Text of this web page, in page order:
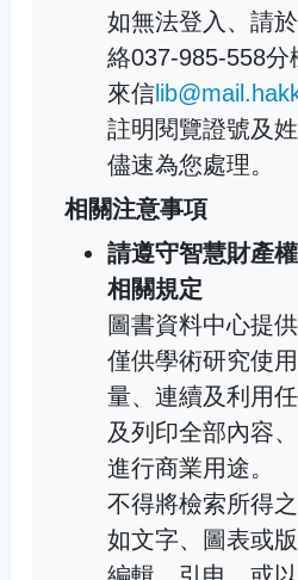
如無法登入、請
絡037-985-558分
來信
註明閱覽證號及
儘速為您處理。
相關注意事項
請遵守智慧財產
相關規定
圖書資料中心提
僅供學術研究使
量、連續及利用
及列印全部內容
進行商業用途。
不得將檢索所得之
如文字、圖表或
編輯、引申、或